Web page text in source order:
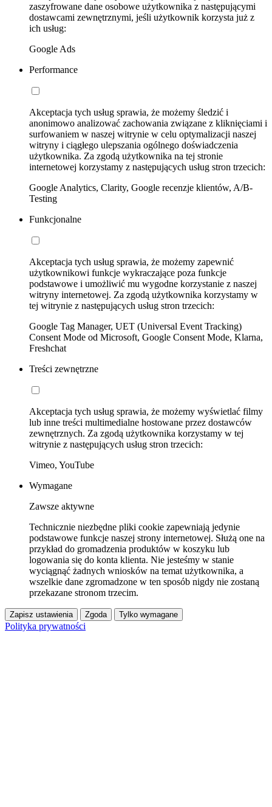
zaszyfrowane dane osobowe użytkownika z następującymi
dostawcami zewnętrznymi, jeśli użytkownik korzysta już z
ich usług:
Google Ads
Performance
Akceptacja tych usług sprawia, że możemy śledzić i
anonimowo analizować zachowania związane z kliknięciami i
surfowaniem w naszej witrynie w celu optymalizacji naszej
witryny i ciągłego ulepszania ogólnego doświadczenia
użytkownika. Za zgodą użytkownika na tej stronie
internetowej korzystamy z następujących usług stron trzecich:
Google Analytics, Clarity, Google recenzje klientów, A/B-
Testing
Funkcjonalne
Akceptacja tych usług sprawia, że możemy zapewnić
użytkownikowi funkcje wykraczające poza funkcje
podstawowe i umożliwić mu wygodne korzystanie z naszej
witryny internetowej. Za zgodą użytkownika korzystamy w
tej witrynie z następujących usług stron trzecich:
Google Tag Manager, UET (Universal Event Tracking)
Consent Mode od Microsoft, Google Consent Mode, Klarna,
Freshchat
Treści zewnętrzne
Akceptacja tych usług sprawia, że możemy wyświetlać filmy
lub inne treści multimedialne hostowane przez dostawców
zewnętrznych. Za zgodą użytkownika korzystamy w tej
witrynie z następujących usług stron trzecich:
Vimeo, YouTube
Wymagane
Zawsze aktywne
Technicznie niezbędne pliki cookie zapewniają jedynie
podstawowe funkcje naszej strony internetowej. Służą one na
przykład do gromadzenia produktów w koszyku lub
logowania się do konta klienta. Nie jesteśmy w stanie
wyciągnąć żadnych wniosków na temat użytkownika, a
wszelkie dane zgromadzone w ten sposób nigdy nie zostaną
przekazane stronom trzecim.
Zapisz ustawienia Zgoda Tylko wymagane
Polityka prywatności